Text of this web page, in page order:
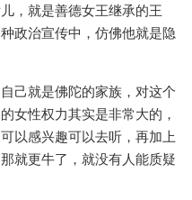
，就是善德女王继承的王
政治宣传中，仿佛他就是隐
己就是佛陀的家族，对这个
女性权力其实是非常大的，
以感兴趣可以去听，再加上
就更牛了，就没有人能质疑